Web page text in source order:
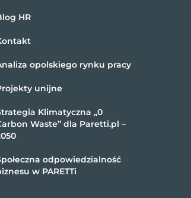
HR
opolskiego rynku pracy
unijne
Klimatyczna „0
Waste” dla Paretti.pl –
odpowiedzialność
w PARETTi